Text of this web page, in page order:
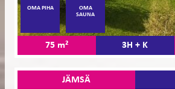
OMA PIHA
OMA
SAUNA
75 m² 3H + K
JÄMSÄ